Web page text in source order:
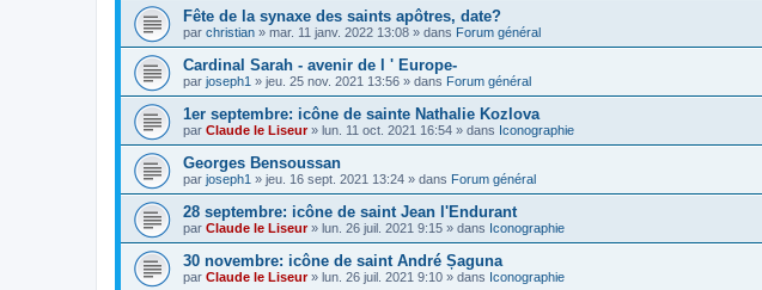
Fête de la synaxe des saints apôtres, date?
par christian » mar. 11 janv. 2022 13:08 » dans Forum général
Cardinal Sarah - avenir de l ' Europe-
par joseph1 » jeu. 25 nov. 2021 13:56 » dans Forum général
1er septembre: icône de sainte Nathalie Kozlova
par Claude le Liseur» lun. 11 oct. 2021 16:54 » dans Iconographie
Georges Bensoussan
par joseph1 » jeu. 16 sept. 2021 13:24 » dans Forum général
28 septembre: icône de saint Jean l'Endurant
par Claude le Liseur» lun. 26 juil. 2021 9:15 » dans Iconographie
30 novembre: icône de saint André Șaguna
par Claude le Liseur» lun. 26 juil. 2021 9:10 » dans Iconographie